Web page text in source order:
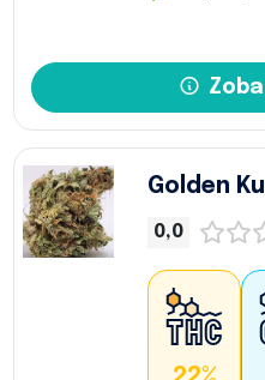
Golden
0,0